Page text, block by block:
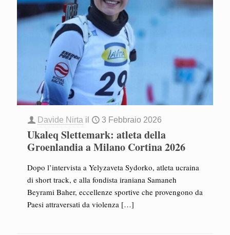
Davide Nirta il 3 Febbraio 2026
Ukaleq Slettemark: atleta della
Groenlandia a Milano Cortina 2026
Dopo l’intervista a Yelyzaveta Sydorko, atleta ucraina
di short track, e alla fondista iraniana Samaneh
Beyrami Baher, eccellenze sportive che provengono da
Paesi attraversati da violenza […]